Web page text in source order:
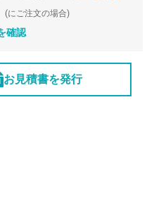
(にご注文の場合)
確認
お見積書を発行